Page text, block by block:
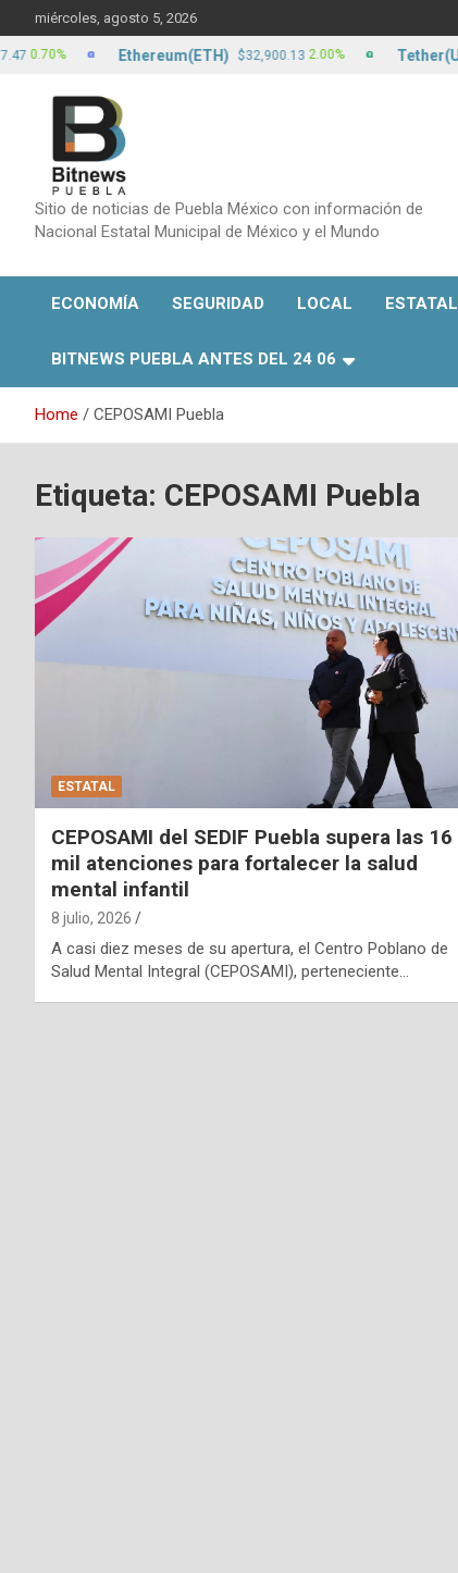
to
content
miércoles, agosto 5, 2026
Sitio de noticias de Puebla México con información de
Nacional Estatal Municipal de México y el Mundo
ECONOMÍA SEGURIDAD LOCAL ESTATAL
BITNEWS PUEBLA ANTES DEL 24 06
Home CEPOSAMI Puebla
Etiqueta: CEPOSAMI Puebla
ESTATAL
CEPOSAMI del SEDIF Puebla supera las 16
mil atenciones para fortalecer la salud
mental infantil
8 julio, 2026
A casi diez meses de su apertura, el Centro Poblano de
Salud Mental Integral (CEPOSAMI), perteneciente…
Ethereum(ETH) $32,900.13 2.00% Tether(USDT)